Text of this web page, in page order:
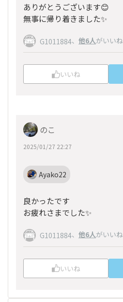
ありがとうございます😊
無事に帰り着きました✨
G1011884、 他6人がいいね
いいね
のこ
2025/01/27 22:27
Ayako22
良かったです
お疲れさまでした✨
G1011884、 他6人がいいね
いいね